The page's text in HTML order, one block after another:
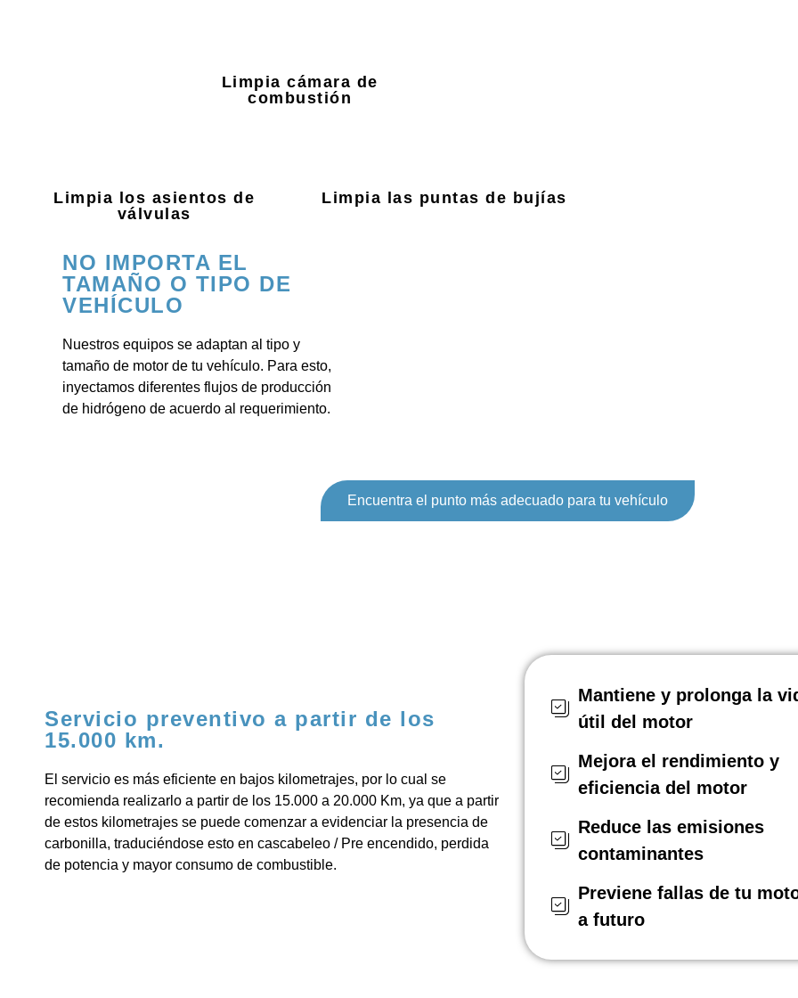
Limpia cámara de
combustión
Limpia los asientos de
válvulas
Limpia las puntas de bujías
NO IMPORTA EL
TAMAÑO O TIPO DE
VEHÍCULO
Nuestros equipos se adaptan al tipo y
tamaño de motor de tu vehículo. Para esto,
inyectamos diferentes flujos de producción
de hidrógeno de acuerdo al requerimiento.
Encuentra el punto más adecuado para tu vehículo
Servicio preventivo a partir de los
15.000 km.
El servicio es más eficiente en bajos kilometrajes, por lo cual se
recomienda realizarlo a partir de los 15.000 a 20.000 Km, ya que a partir
de estos kilometrajes se puede comenzar a evidenciar la presencia de
carbonilla, traduciéndose esto en cascabeleo / Pre encendido, perdida
de potencia y mayor consumo de combustible.
Mantiene y prolonga la
útil del motor
Mejora el rendimiento y
eficiencia del motor
Reduce las emisiones
contaminantes
Previene fallas de tu
a futuro